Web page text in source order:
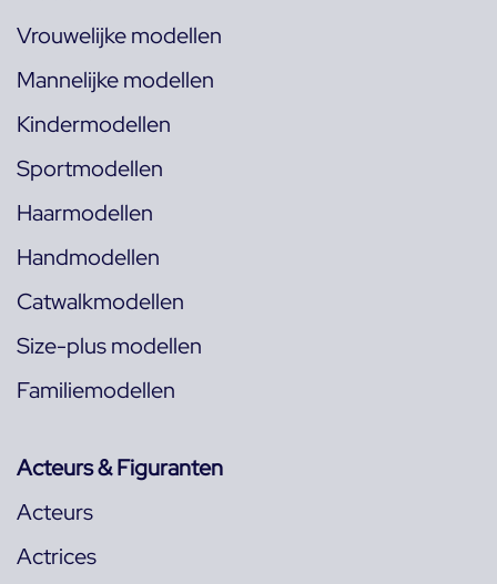
Vrouwelijke modellen
Mannelijke modellen
Kindermodellen
Sportmodellen
Haarmodellen
Handmodellen
Catwalkmodellen
Size-plus modellen
Familiemodellen
Acteurs & Figuranten
Acteurs
Actrices